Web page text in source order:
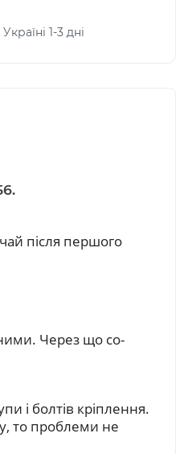
1-3 дні
.
після першого
Через що со-
і болтів кріплення.
то проблеми не